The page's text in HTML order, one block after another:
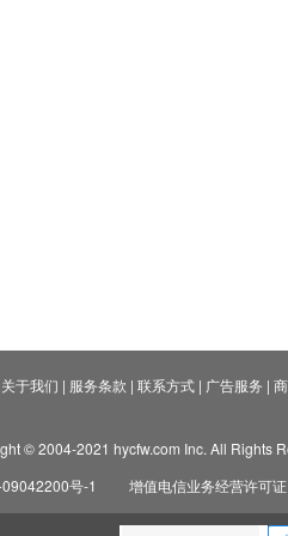
关于我们 | 服务条款 | 联系方式| 广告服务 |
© 2004-2021 hycfw.com Inc. All Rights
号-1
增值电信业务经营许可